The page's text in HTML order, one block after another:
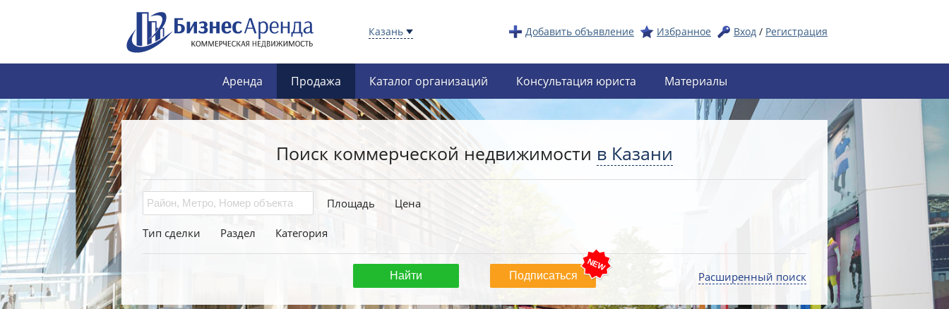
Казань Добавить объявление Избранное Вход / Регистрация
Аренда Продажа Каталог организаций Консультация юриста Материалы
Поиск коммерческой недвижимости в Казани
Площадь Цена
Тип сделки Раздел Категория
Подписаться Расширенный поиск